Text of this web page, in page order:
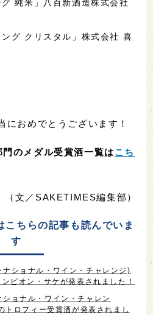
グ 純米」八百新酒造株式会社
ング クリスタル」株式会社 喜
におめでとうございます！
のメダル受賞酒一覧はこち
（文／SAKETIMES編集部）
こちらの記事も読んでいま
す
ナショナル・ワイン・チャレンジ)
ピオン・サケが発表されました！
ショナル・ワイン・チャレン
ロフィー受賞酒が発表されまし